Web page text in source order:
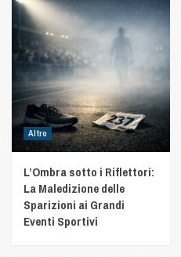
Altro
L’Ombra sotto i Riflettori:
La Maledizione delle
Sparizioni ai Grandi
Eventi Sportivi